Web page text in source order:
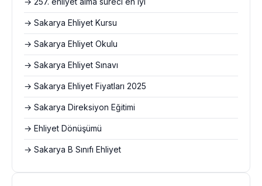
→ Sakarya Ehliyet Kursu
→ Sakarya Ehliyet Okulu
→ Sakarya Ehliyet Sınavı
→ Sakarya Ehliyet Fiyatları 2025
→ Sakarya Direksiyon Eğitimi
→ Ehliyet Dönüşümü
→ Sakarya B Sınıfı Ehliyet